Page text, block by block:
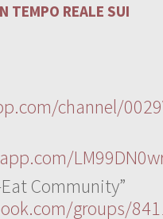
TEMPO REALE SUI
channel/
Community”
groups/